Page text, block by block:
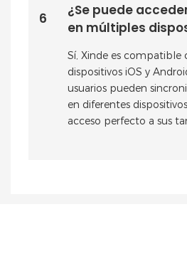
6
¿Se puede
en múltiples
Sí, Xinde es compatible
dispositivos iOS y
usuarios pueden
en diferentes
acceso perfecto a sus